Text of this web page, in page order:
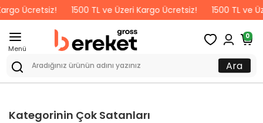
Ücretsiz! 1500 TL ve Üzeri Kargo Ücretsiz! 1500 TL ve
Menü
0
Ara
Kategorinin Çok Satanları